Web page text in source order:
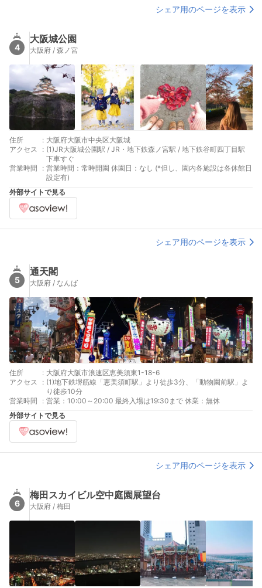
シェア用のページを表示
4
大阪城公園
大阪府 / 森ノ宮
住所 : 大阪府大阪市中央区大阪城
アクセス
: (1)JR大阪城公園駅 / JR・地下鉄森ノ宮駅 / 地下鉄谷町四丁目駅
下車すぐ
営業時間
: 営業時間：常時開園 休園日：なし (*但し、園内各施設は各休館日
設定有)
外部サイトで見る
シェア用のページを表示
5
通天閣
大阪府 / なんば
住所 : 大阪府大阪市浪速区恵美須東1-18-6
アクセス
: (1)地下鉄堺筋線「恵美須町駅」より徒歩3分、「動物園前駅」よ
り徒歩10分
営業時間
: 営業：10:00～20:00 最終入場は19:30まで 休業：無休
外部サイトで見る
シェア用のページを表示
6
梅田スカイビル空中庭園展望台
大阪府 / 梅田